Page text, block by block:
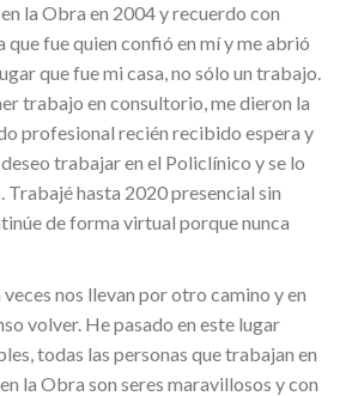
la Obra en 2004 y recuerdo con
que fue quien confió en mí y me abrió
que fue mi casa, no sólo un trabajo.
trabajo en consultorio, me dieron la
profesional recién recibido espera y
trabajar en el Policlínico y se lo
hasta 2020 presencial sin
de forma virtual porque nunca
nos llevan por otro camino y en
volver. He pasado en este lugar
todas las personas que trabajan en
la Obra son seres maravillosos y con